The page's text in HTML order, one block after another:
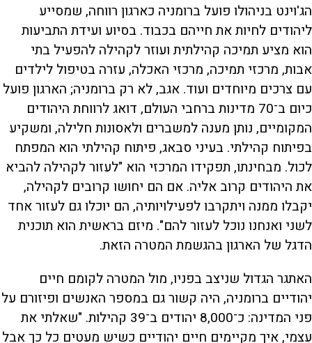
הג'וינט בניהולו פועל ברומניה כארגון רווחה, שמסייע
ליהודים לחיות את חייהם בכבוד. בסיוע ועידת התביעות
הוא מציע תמיכה קהילתית ועוזר לקהילה להפעיל בתי
אבות, מרכזי תמיכה, מרכזי האכלה, עזרה בטיפול לילדים
עם צרכים מיוחדים ועוד. אגב, לא רק ברומניה; הארגון פועל
כיום ב־70 מדינות ברחבי העולם, דואג לרווחת היהודים
המקומיים, נותן מענה למשברים ולאסונות חלילה, ומשקיע
בפיתוח קהילתי. בעיני סבאג, פיתוח קהילתי הוא המפתח
לכול. מבחינתו, תפקידו המרכזי הוא "לעזור לקהילה להביא
את היהודים קרוב אליה. אם הם יחושו קרובים לקהילה,
יקבלו ממנה ויתקרבו לפעילויותיה, הם יוכלו גם לעזור אחד
לשני ואנחנו נוכל לעזור להם".‏ מיזם בראשית הוא תוכנית
הדגל של הארגון בהגשמת המטרה הזאת.
האתגר הגדול שניצב בפניו, מול המטרה לקומם חיים
יהודיים ברומניה, היה קשור גם במספר האנשים ופיזורם על
פני המדינה: כ־8,000 יהודים ב־39 קהילות. "שאלתי את
עצמי, איך מקיימים חיים יהודיים כשיש מעטים כל כך אבל